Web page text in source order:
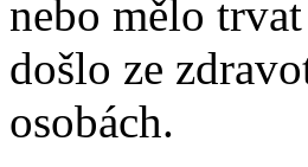
nebo mělo
došlo ze
osobách.